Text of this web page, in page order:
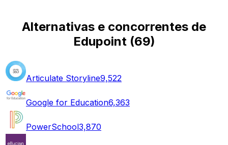
Alternativas e concorrentes de
Edupoint(69)
Articulate Storyline9,522
Google for Education6,363
PowerSchool3,870